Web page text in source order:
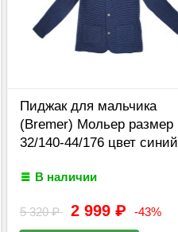
Пиджак для мальчика
(Bremer) Мольер размер
32/140-44/176 цвет синий
В наличии
5 320₽ 2 999 ₽ -43%